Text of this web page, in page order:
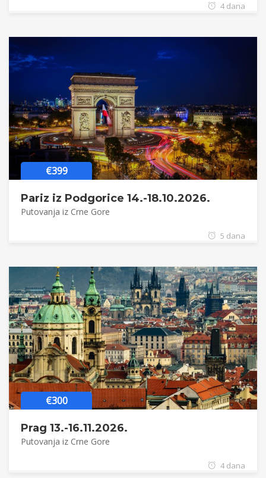
4 dana
€399
Pariz iz Podgorice 14.-18.10.2026.
Putovanja iz Crne Gore
5 dana
€300
Prag 13.-16.11.2026.
Putovanja iz Crne Gore
4 dana